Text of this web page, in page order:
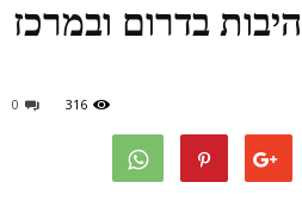
בדרום ובמרכז
0 316